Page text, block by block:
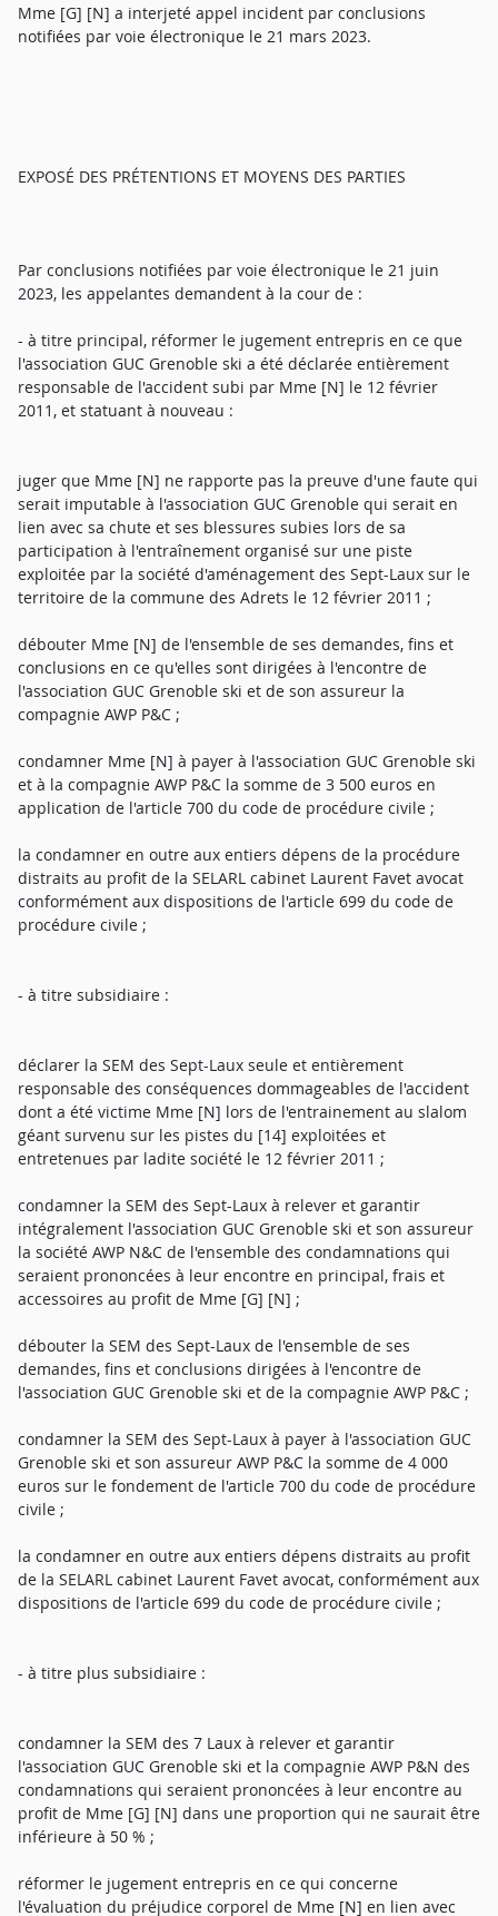
Mme [G] [N] a interjeté appel incident par conclusions
notifiées par voie électronique le 21 mars 2023.
EXPOSÉ DES PRÉTENTIONS ET MOYENS DES PARTIES
Par conclusions notifiées par voie électronique le 21 juin
2023, les appelantes demandent à la cour de :
- à titre principal, réformer le jugement entrepris en ce que
l'association GUC Grenoble ski a été déclarée entièrement
responsable de l'accident subi par Mme [N] le 12 février
2011, et statuant à nouveau :
juger que Mme [N] ne rapporte pas la preuve d'une faute qui
serait imputable à l'association GUC Grenoble qui serait en
lien avec sa chute et ses blessures subies lors de sa
participation à l'entraînement organisé sur une piste
exploitée par la société d'aménagement des Sept-Laux sur le
territoire de la commune des Adrets le 12 février 2011 ;
débouter Mme [N] de l'ensemble de ses demandes, fins et
conclusions en ce qu'elles sont dirigées à l'encontre de
l'association GUC Grenoble ski et de son assureur la
compagnie AWP P&C ;
condamner Mme [N] à payer à l'association GUC Grenoble ski
et à la compagnie AWP P&C la somme de 3 500 euros en
application de l'article 700 du code de procédure civile ;
la condamner en outre aux entiers dépens de la procédure
distraits au profit de la SELARL cabinet Laurent Favet avocat
conformément aux dispositions de l'article 699 du code de
procédure civile ;
- à titre subsidiaire :
déclarer la SEM des Sept-Laux seule et entièrement
responsable des conséquences dommageables de l'accident
dont a été victime Mme [N] lors de l'entrainement au slalom
géant survenu sur les pistes du [14] exploitées et
entretenues par ladite société le 12 février 2011 ;
condamner la SEM des Sept-Laux à relever et garantir
intégralement l'association GUC Grenoble ski et son assureur
la société AWP N&C de l'ensemble des condamnations qui
seraient prononcées à leur encontre en principal, frais et
accessoires au profit de Mme [G] [N] ;
débouter la SEM des Sept-Laux de l'ensemble de ses
demandes, fins et conclusions dirigées à l'encontre de
l'association GUC Grenoble ski et de la compagnie AWP P&C ;
condamner la SEM des Sept-Laux à payer à l'association GUC
Grenoble ski et son assureur AWP P&C la somme de 4 000
euros sur le fondement de l'article 700 du code de procédure
civile ;
la condamner en outre aux entiers dépens distraits au profit
de la SELARL cabinet Laurent Favet avocat, conformément aux
dispositions de l'article 699 du code de procédure civile ;
- à titre plus subsidiaire :
condamner la SEM des 7 Laux à relever et garantir
l'association GUC Grenoble ski et la compagnie AWP P&N des
condamnations qui seraient prononcées à leur encontre au
profit de Mme [G] [N] dans une proportion qui ne saurait être
inférieure à 50 % ;
réformer le jugement entrepris en ce qui concerne
l'évaluation du préjudice corporel de Mme [N] en lien avec